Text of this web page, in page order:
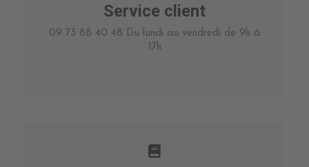
Service client
09 73 88 40 48 Du lundi au vendredi de 9h à
17h